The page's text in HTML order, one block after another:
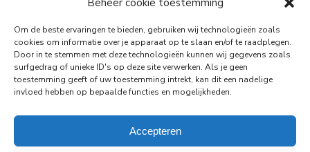
Beheer cookie toestemming
Om de beste ervaringen te bieden, gebruiken wij technologieën zoals
cookies om informatie over je apparaat op te slaan en/of te raadplegen.
Door in te stemmen met deze technologieën kunnen wij gegevens zoals
surfgedrag of unieke ID's op deze site verwerken. Als je geen
toestemming geeft of uw toestemming intrekt, kan dit een nadelige
invloed hebben op bepaalde functies en mogelijkheden.
Accepteren
29-06-2026
PingProperties Relocates Headquarters to
Amsterdam's Rembrandt Tower
PingProperties has relocated its headquarters to
Rembrandt Tower, the iconic office building at